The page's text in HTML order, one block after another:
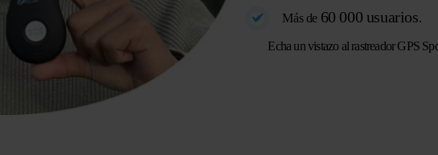
Más de 60 000 usuarios.
Echa un vistazo al rastreador GPS